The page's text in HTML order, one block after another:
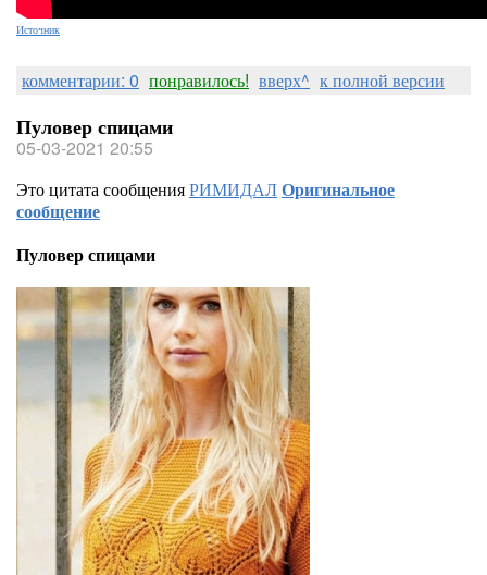
Источник
комментарии: 0 понравилось! вверх^ к полной версии
Пуловер спицами
05-03-2021 20:55
Это цитата сообщенияРИМИДАЛОригинальное
сообщение
Пуловер спицами